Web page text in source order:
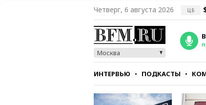
Четверг, 6 августа 2026 ЦБ
Москва
ИНТЕРВЬЮ ПОДКАСТЫ
СТИЛЬ ТЕСТЫ